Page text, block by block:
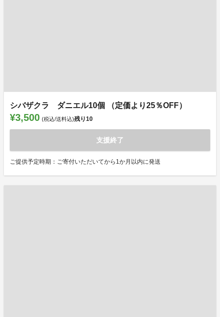
シバザクラ ダニエル10個 （定価より25％OFF）
¥3,500 (税込/送料込)残り10
支援終了
ご提供予定時期：ご寄付いただいてから1か月以内に発送